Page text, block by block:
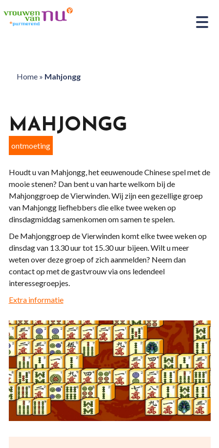
Home» Mahjongg
MAHJONGG
ontmoeting
Houdt u van Mahjongg, het eeuwenoude Chinese spel met de
mooie stenen? Dan bent u van harte welkom bij de
Mahjonggroep de Vierwinden. Wij zijn een gezellige groep
van Mahjongg liefhebbers die elke twee weken op
dinsdagmiddag samenkomen om samen te spelen.
De Mahjonggroep de Vierwinden komt elke twee weken op
dinsdag van 13.30 uur tot 15.30 uur bijeen. Wilt u meer
weten over deze groep of zich aanmelden? Neem dan
contact op met de gastvrouw via ons ledendeel
interessegroepjes.
Extra informatie